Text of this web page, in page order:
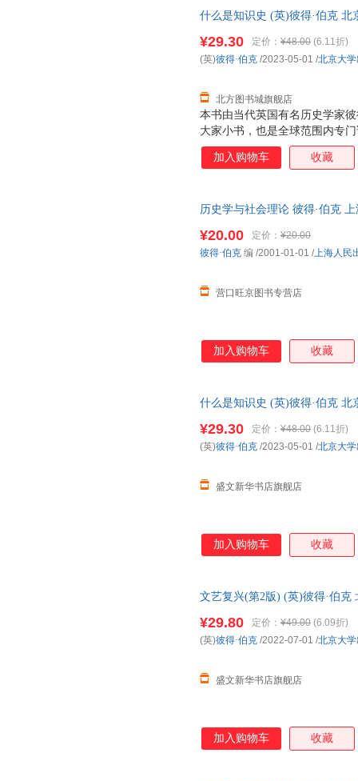
什么是知识史 (英)彼得·伯克
本书由当代英国有名历史学家
大家小书，也是全球范围内专
生动的语言和旁征博引的方式
概念，详细分析了知识获取、
师
¥29.30 定价： ¥48.00 (6.11折)
北方图书城旗舰店
(英)彼得·伯克 /2023-05-01 /北京大
加入购物车 收藏
历史学与社会理论 彼得·伯克
¥20.00 定价： ¥20.00
营口旺京图书专营店
彼得·伯克 编 /2001-01-01 /上海人民
加入购物车 收藏
什么是知识史 (英)彼得·伯克
¥29.30 定价： ¥48.00 (6.11折)
盛文新华书店旗舰店
(英)彼得·伯克 /2023-05-01 /北京大
加入购物车 收藏
文艺复兴(第2版) (英)彼得·伯
¥29.80 定价： ¥49.00 (6.09折)
盛文新华书店旗舰店
(英)彼得·伯克 /2022-07-01 /北京大
加入购物车 收藏